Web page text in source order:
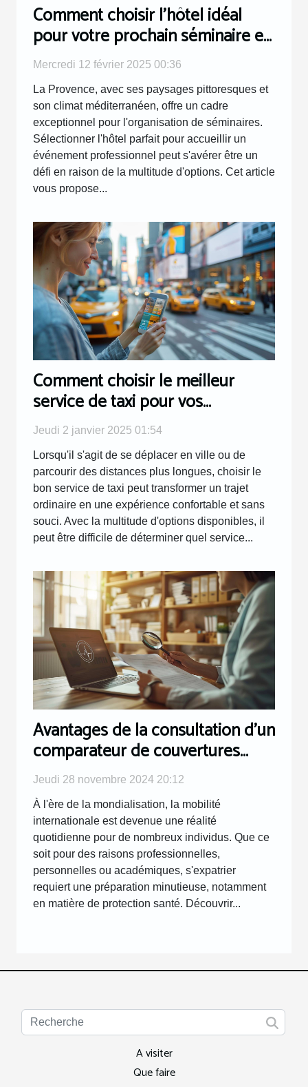
Comment choisir l'hôtel idéal
pour votre prochain séminaire en
Provence
Mercredi 12 février 2025 00:36
La Provence, avec ses paysages pittoresques et
son climat méditerranéen, offre un cadre
exceptionnel pour l'organisation de séminaires.
Sélectionner l'hôtel parfait pour accueillir un
événement professionnel peut s'avérer être un
défi en raison de la multitude d'options. Cet article
vous propose...
Comment choisir le meilleur
service de taxi pour vos
déplacements
Jeudi 2 janvier 2025 01:54
Lorsqu'il s'agit de se déplacer en ville ou de
parcourir des distances plus longues, choisir le
bon service de taxi peut transformer un trajet
ordinaire en une expérience confortable et sans
souci. Avec la multitude d'options disponibles, il
peut être difficile de déterminer quel service...
Avantages de la consultation d'un
comparateur de couvertures
santé internationales
Jeudi 28 novembre 2024 20:12
À l'ère de la mondialisation, la mobilité
internationale est devenue une réalité
quotidienne pour de nombreux individus. Que ce
soit pour des raisons professionnelles,
personnelles ou académiques, s'expatrier
requiert une préparation minutieuse, notamment
en matière de protection santé. Découvrir...
A visiter
Que faire